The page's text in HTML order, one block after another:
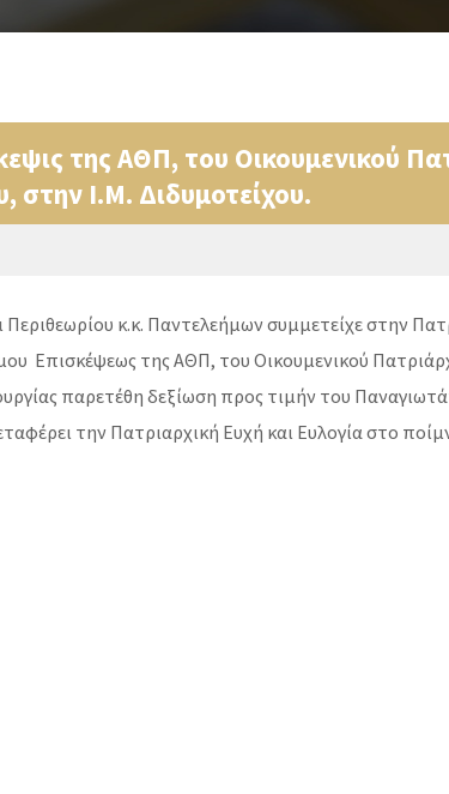
της ΑΘΠ, του Οικουμενικού
Ι.Μ. Διδυμοτείχου.
κ.κ. Παντελεήμων συμμετείχε στην
Επισκέψεως της ΑΘΠ, του Οικουμενικού
παρετέθη δεξίωση προς τιμήν του
την Πατριαρχική Ευχή και Ευλογία στο